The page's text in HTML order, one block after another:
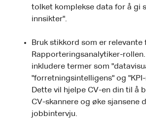
tolket komplekse data for å gi
innsikter".
Bruk stikkord som er relevante
Rapporteringsanalytiker-
inkludere termer som
"forretningsintelligens" og
Dette vil hjelpe CV-en din til å
CV-skannere og øke sjansene
jobbintervju.